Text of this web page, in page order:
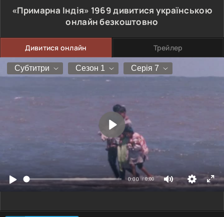
«Примарна Індія» 1969дивитися українською
онлайн безкоштовно
Дивитися онлайн Трейлер